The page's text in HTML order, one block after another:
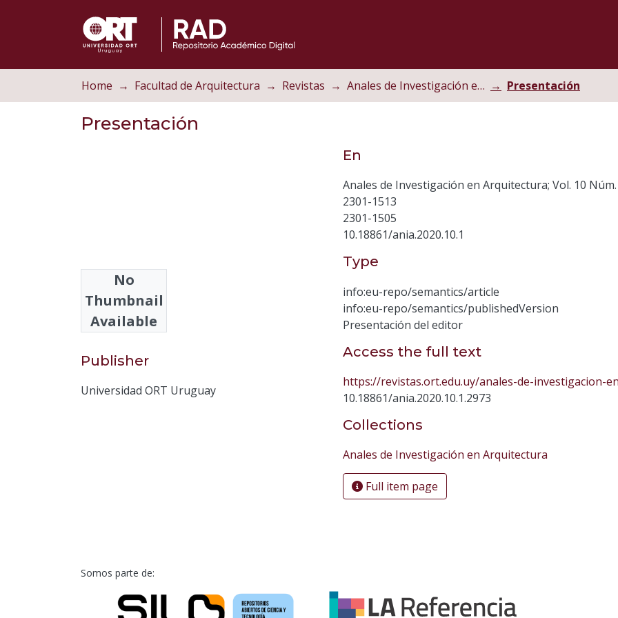
Home Facultad de Arquitectura Revistas Anales de Investigación en Arquitectura Presentación
Presentación
No
Thumbnail
Available
Authors
Nóbile, Carla
Publisher
Universidad ORT Uruguay
En
Anales de Investigación en Arquitectura; Vol. 10 Núm.
2301-1513
2301-1505
10.18861/ania.2020.10.1
Type
info:eu-repo/semantics/article
info:eu-repo/semantics/publishedVersion
Presentación del editor
Access the full text
https://revistas.ort.edu.uy/anales-de-investigacion-
10.18861/ania.2020.10.1.2973
Collections
Anales de Investigación en Arquitectura
Full item page
Somos parte de: